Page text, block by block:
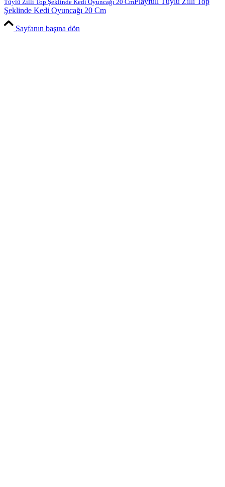
Tüylü Zilli Top Şeklinde Kedi Oyuncağı 20 Cm
Şeklinde Kedi Oyuncağı 20 Cm
Sayfanın başına dön